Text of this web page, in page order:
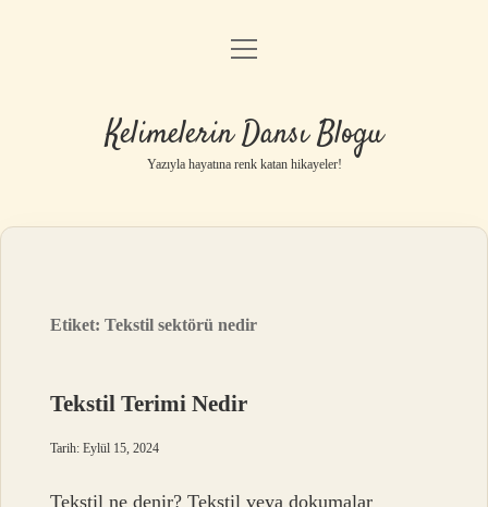
Anasayfa
Yasal Uyarı
menüyü
Kelimelerin Dansı Blogu
Yazıyla hayatına renk katan hikayeler!
Etiket:Tekstil sektörü nedir
Tekstil Terimi Nedir
Tarih: Eylül 15, 2024
Tekstil ne denir? Tekstil veya dokumalar